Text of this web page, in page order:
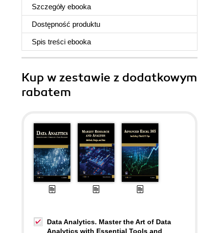
Szczegóły ebooka
Dostępność produktu
Spis treści ebooka
Kup w zestawie z dodatkowym
rabatem
Data Analytics. Master the Art of Data
Analytics with Essential Tools and